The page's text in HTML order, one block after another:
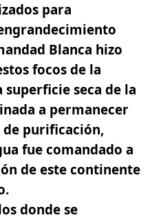
para
Blanca hizo
focos de la
seca de la
a permanecer
de purificación,
fue comandado a
de este continente
donde se